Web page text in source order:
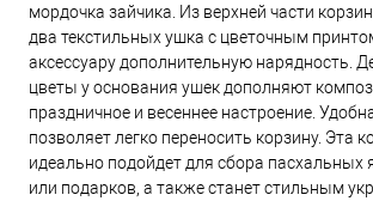
мордочка зайчика. Из верхней части
два текстильных ушка с цветочным
аксессуару дополнительную нарядность.
цветы у основания ушек дополняют
праздничное и весеннее настроение.
позволяет легко переносить корзину. Эта
идеально подойдет для сбора пасхальных
или подарков, а также станет стильным